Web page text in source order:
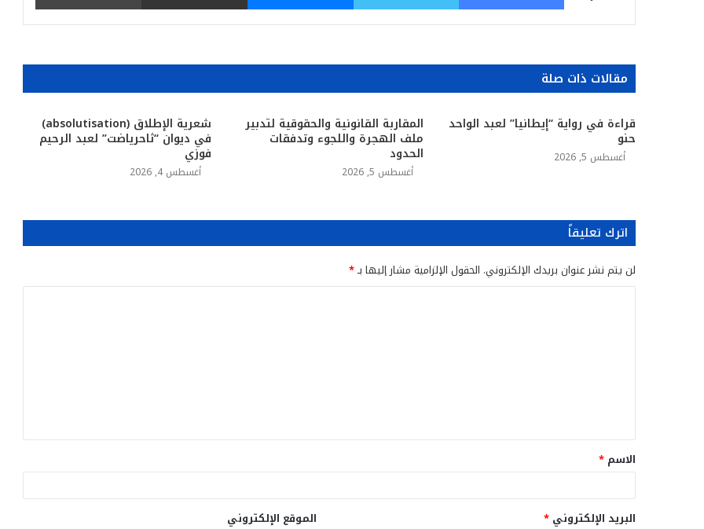
مقالات ذات صلة
قراءة في رواية “إيطانيا” لعبد الواحد
حنو
أغسطس 5, 2026
المقاربة القانونية والحقوقية لتدبير
ملف الهجرة واللجوء وتدفقات
الحدود
أغسطس 5, 2026
شعرية الإطلاق (absolutisation)
في ديوان “ثاحرياضت” لعبد الرحيم
فوزي
أغسطس 4, 2026
اترك تعليقاً
لن يتم نشر عنوان بريدك الإلكتروني. الحقول الإلزامية مشار إليها بـ*
ق
*
الاسم *
البريد الإلكتروني * الموقع الإلكتروني